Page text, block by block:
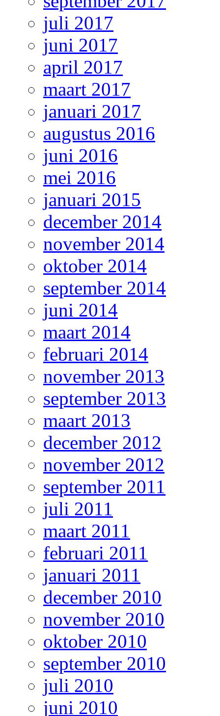
juli 2017
juni 2017
april 2017
maart 2017
januari 2017
augustus 2016
juni 2016
mei 2016
januari 2015
december 2014
november 2014
oktober 2014
september 2014
juni 2014
maart 2014
februari 2014
november 2013
september 2013
maart 2013
december 2012
november 2012
september 2011
juli 2011
maart 2011
februari 2011
januari 2011
december 2010
november 2010
oktober 2010
september 2010
juli 2010
juni 2010